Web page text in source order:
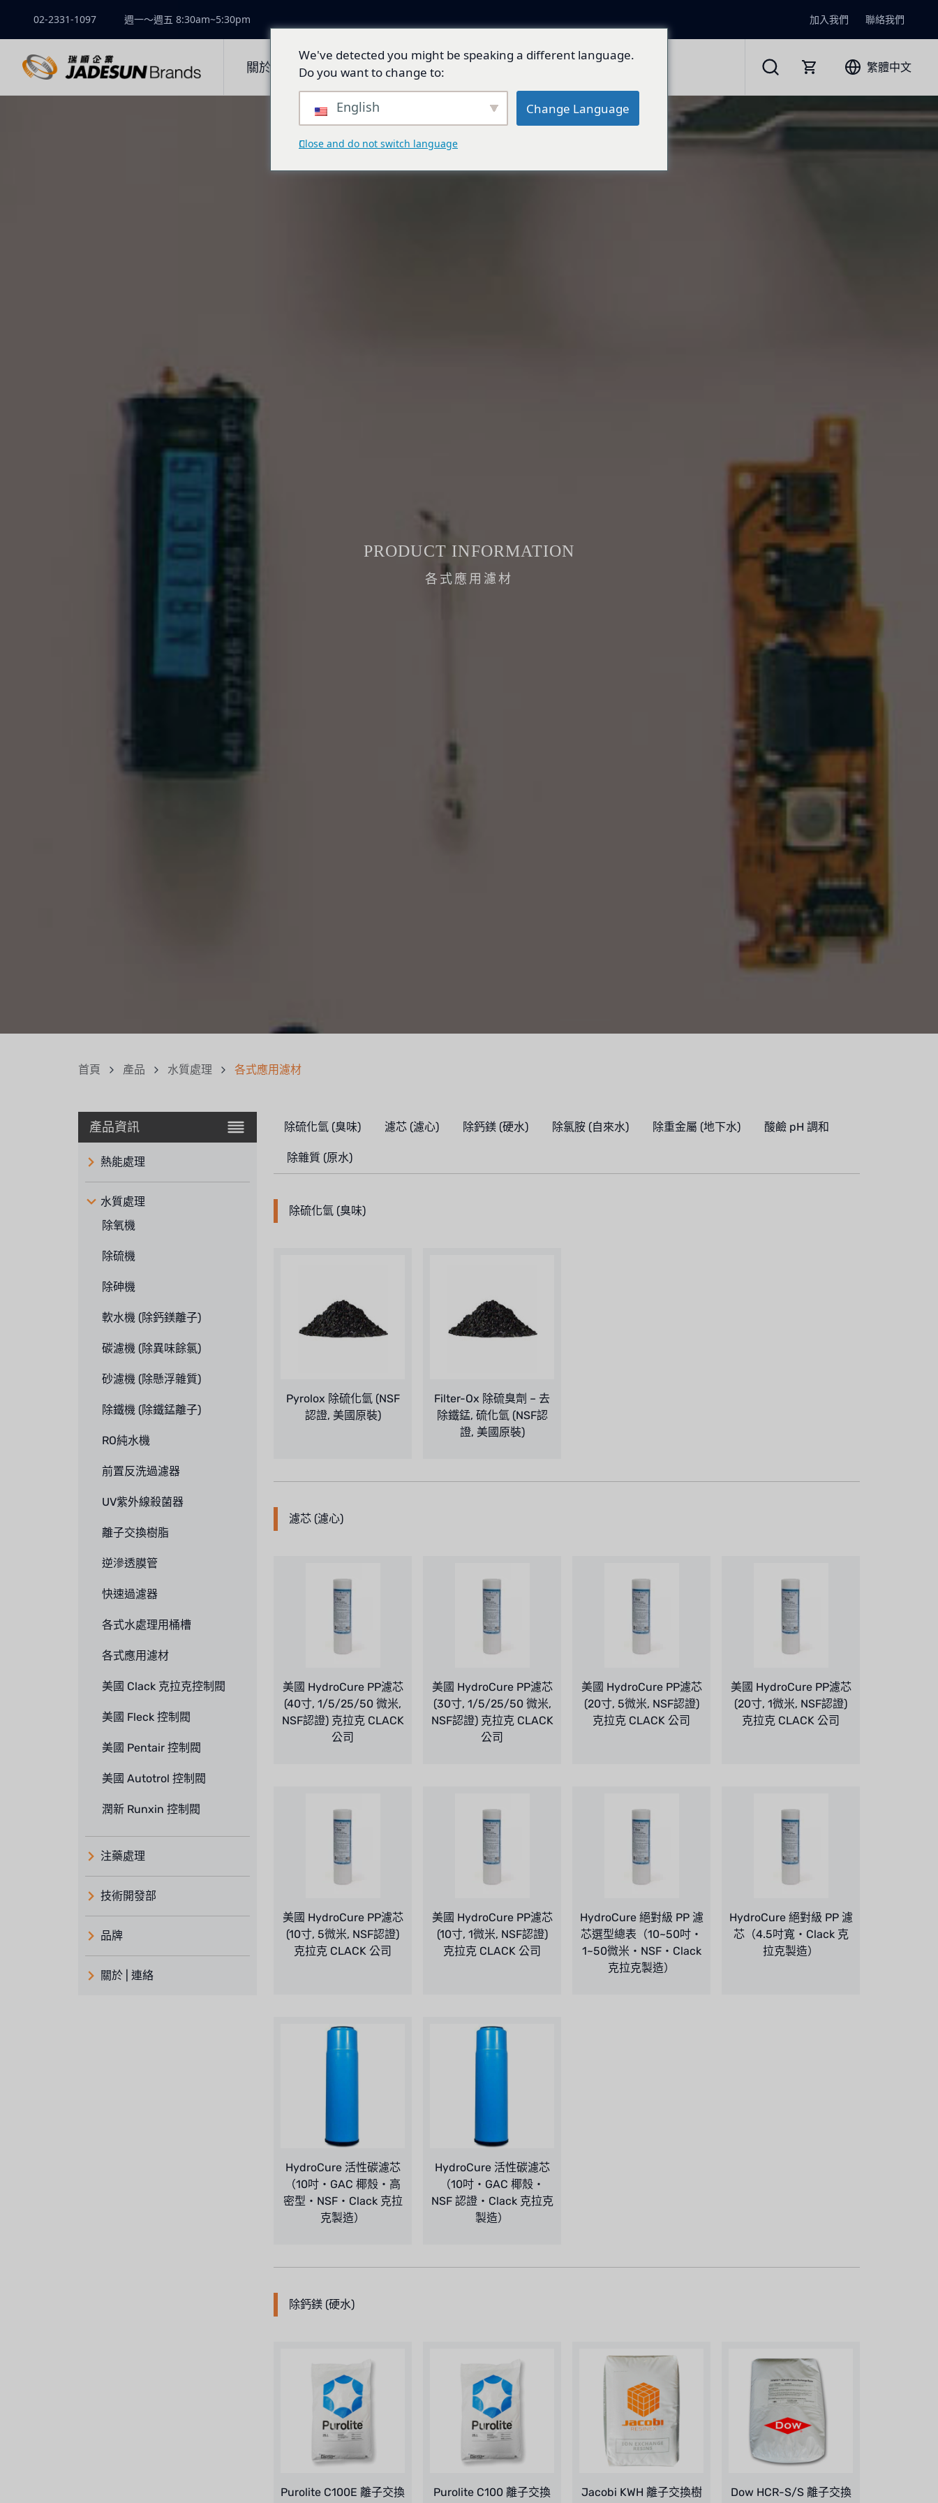
02-2331-1097 週一～週五 8:30am~5:30pm 加入我們 聯絡我們
關於瑞順 產品與解決方案 技術開發 總代理品牌 繁體中文
PRODUCT INFORMATION
各式應用濾材
首頁 產品 水質處理 各式應用濾材
產品資訊
熱能處理
水質處理
除氧機
除硫機
除砷機
軟水機 (除鈣鎂離子)
碳濾機 (除異味餘氯)
砂濾機 (除懸浮雜質)
除鐵機 (除鐵錳離子)
RO純水機
前置反洗過濾器
UV紫外線殺菌器
離子交換樹脂
逆滲透膜管
快速過濾器
各式水處理用桶槽
各式應用濾材
美國 Clack 克拉克控制閥
美國 Fleck 控制閥
美國 Pentair 控制閥
美國 Autotrol 控制閥
潤新 Runxin 控制閥
注藥處理
技術開發部
品牌
義大利 ATLAS
關於 | 連絡
除硫化氫 (臭味) 濾芯 (濾心) 除鈣鎂 (硬水) 除氯胺 (自來水) 除重金屬 (地下水) 酸鹼 pH 調和
除雜質 (原水)
除硫化氫 (臭味)
Pyrolox 除硫化氫 (NSF
認證, 美國原裝)
Filter-Ox 除硫臭劑 – 去
除鐵錳, 硫化氫 (NSF認
證, 美國原裝)
濾芯 (濾心)
美國 HydroCure PP濾芯
(40寸, 1/5/25/50 微米,
NSF認證) 克拉克 CLACK
公司
美國 HydroCure PP濾芯
(30寸, 1/5/25/50 微米,
NSF認證) 克拉克 CLACK
公司
美國 HydroCure PP濾芯
(20寸, 5微米, NSF認證)
克拉克 CLACK 公司
美國 HydroCure PP濾芯
(20寸, 1微米, NSF認證)
克拉克 CLACK 公司
美國 HydroCure PP濾芯
(10寸, 5微米, NSF認證)
克拉克 CLACK 公司
美國 HydroCure PP濾芯
(10寸, 1微米, NSF認證)
克拉克 CLACK 公司
HydroCure 絕對級 PP 濾
芯選型總表（10~50吋・
1~50微米・NSF・Clack
克拉克製造）
HydroCure 絕對級 PP 濾
芯（4.5吋寬・Clack 克
拉克製造）
HydroCure 活性碳濾芯
（10吋・GAC 椰殼・高
密型・NSF・Clack 克拉
克製造）
HydroCure 活性碳濾芯
（10吋・GAC 椰殼・
NSF 認證・Clack 克拉克
製造）
除鈣鎂 (硬水)
Purolite C100E 離子交換
Purolite C100 離子交換
Jacobi KWH 離子交換樹
Dow HCR-S/S 離子交換
We've detected you might be speaking a different language.
Do you want to change to:
English Change Language
Close and do not switch language